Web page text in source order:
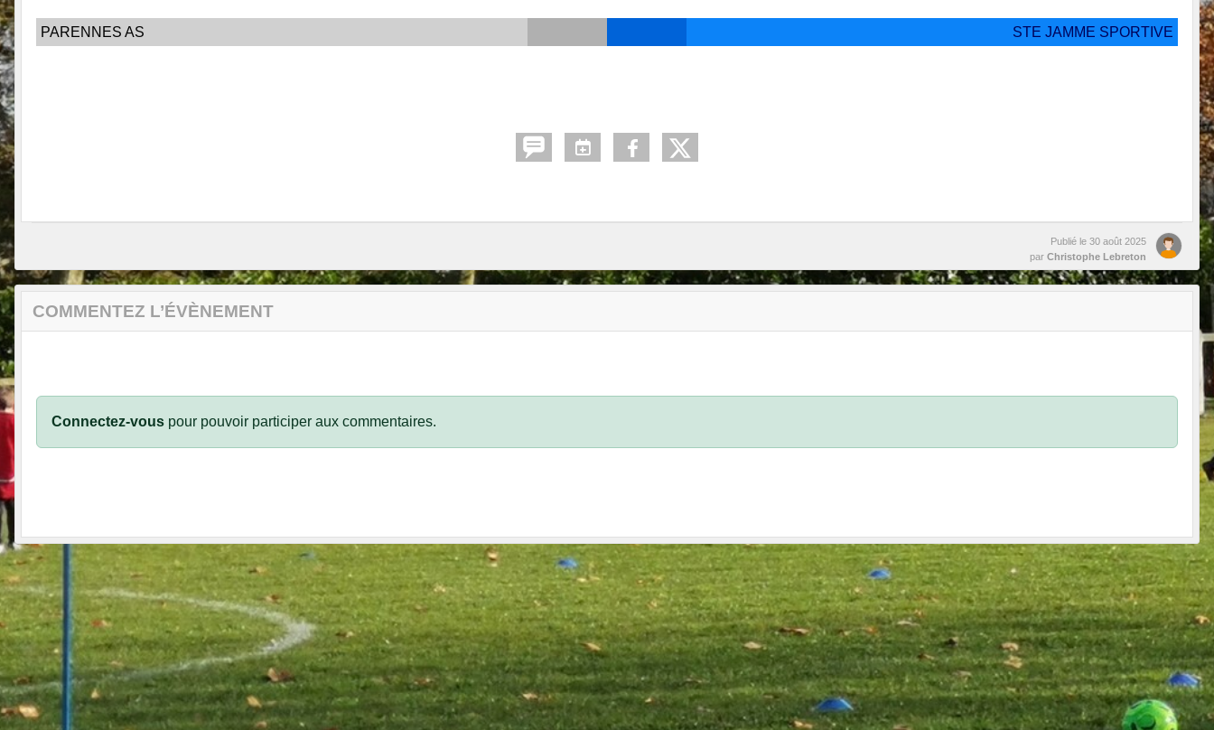
PARENNES AS STE JAMME SPORTIVE
Publié le 30 août 2025
par Christophe Lebreton
COMMENTEZ L’ÉVÈNEMENT
Connectez-vous pour pouvoir participer aux commentaires.